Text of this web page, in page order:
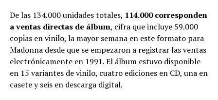
De las 134.000 unidades totales, 114.000 corresponden
a ventas directas de álbum, cifra que incluye 59.000
copias en vinilo, la mayor semana en este formato para
Madonna desde que se empezaron a registrar las ventas
electrónicamente en 1991. El álbum estuvo disponible
en 15 variantes de vinilo, cuatro ediciones en CD, una en
casete y seis en descarga digital.